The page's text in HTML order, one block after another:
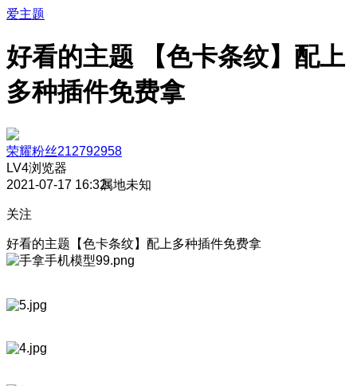
爱主题
好看的主题 【色卡条纹】配上
多种插件免费拿
荣耀粉丝212792958
LV4浏览器
2021-07-17 16:32属地未知
关注
好看的主题【色卡条纹】配上多种插件免费拿